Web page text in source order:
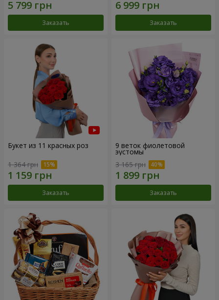
Заказать Заказать
Букет из 11 красных роз
1 364 грн
Заказать
9 веток фиолетовой
эустомы
3 165 грн
Заказать